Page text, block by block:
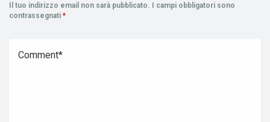
Il tuo indirizzo email non sarà pubblicato.
I campi obbligatori sono
contrassegnati *